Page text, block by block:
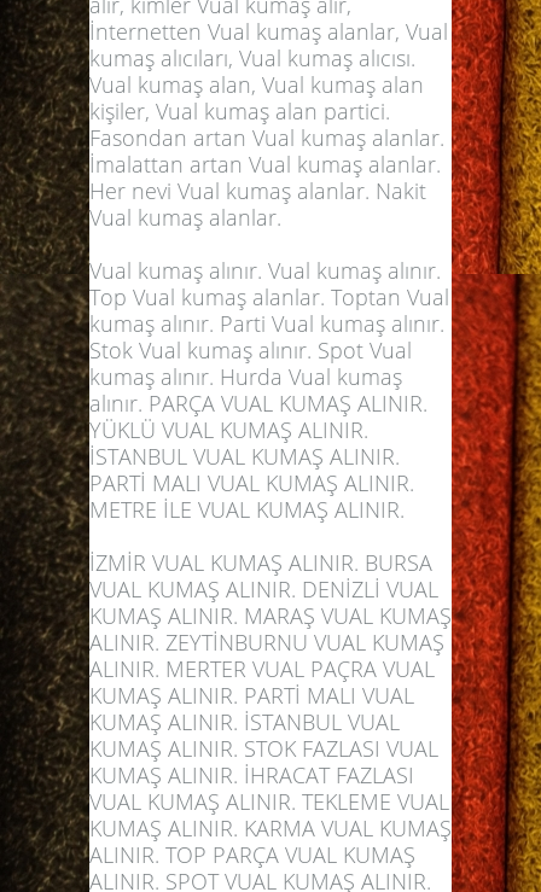
İnternetten Vual kumaş alanlar, Vual
kumaş alıcıları, Vual kumaş alıcısı.
Vual kumaş alan, Vual kumaş alan
kişiler, Vual kumaş alan partici.
Fasondan artan Vual kumaş alanlar.
İmalattan artan Vual kumaş alanlar.
Her nevi Vual kumaş alanlar. Nakit
Vual kumaş alanlar.
Vual kumaş alınır. Vual kumaş alınır.
Top Vual kumaş alanlar. Toptan Vual
kumaş alınır. Parti Vual kumaş alınır.
Stok Vual kumaş alınır. Spot Vual
kumaş alınır. Hurda Vual kumaş
alınır. PARÇA VUAL KUMAŞ ALINIR.
YÜKLÜ VUAL KUMAŞ ALINIR.
İSTANBUL VUAL KUMAŞ ALINIR.
PARTİ MALI VUAL KUMAŞ ALINIR.
METRE İLE VUAL KUMAŞ ALINIR.
İZMİR VUAL KUMAŞ ALINIR. BURSA
VUAL KUMAŞ ALINIR. DENİZLİ VUAL
KUMAŞ ALINIR. MARAŞ VUAL KUMAŞ
ALINIR. ZEYTİNBURNU VUAL KUMAŞ
ALINIR. MERTER VUAL PAÇRA VUAL
KUMAŞ ALINIR. PARTİ MALI VUAL
KUMAŞ ALINIR. İSTANBUL VUAL
KUMAŞ ALINIR. STOK FAZLASI VUAL
KUMAŞ ALINIR. İHRACAT FAZLASI
VUAL KUMAŞ ALINIR. TEKLEME VUAL
KUMAŞ ALINIR. KARMA VUAL KUMAŞ
ALINIR. TOP PARÇA VUAL KUMAŞ
ALINIR. SPOT VUAL KUMAŞ ALINIR.